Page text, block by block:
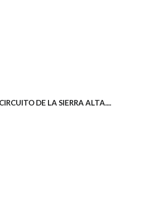
DE LA SIERRA ALTA....